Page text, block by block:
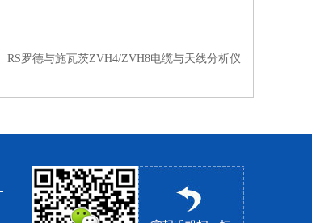
RS罗德与施瓦茨ZVH4/ZVH8电缆与天线分析仪